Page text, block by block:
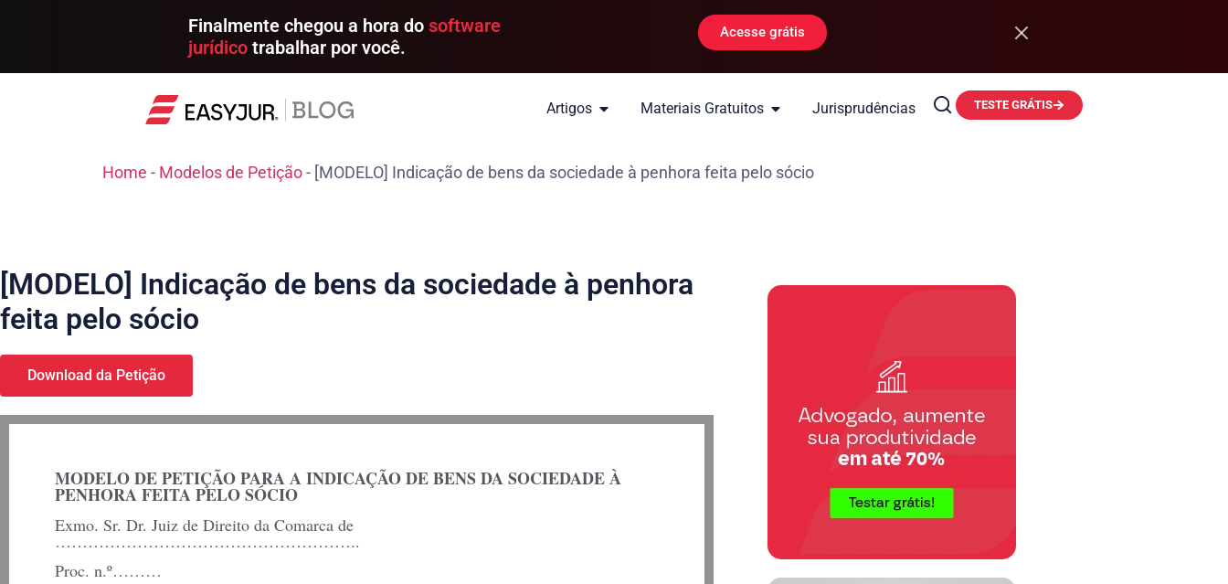
Finalmente chegou a hora dosoftware
jurídico trabalhar por você.
Acesse grátis
Artigos Materiais Gratuitos Jurisprudências TESTE GRÁTIS
Home - Modelos de Petição- [MODELO] Indicação de bens da sociedade à penhora feita pelo sócio
[MODELO] Indicação de bens da sociedade à penhora
feita pelo sócio
Download da Petição
MODELO DE PETIÇÃO PARA A INDICAÇÃO DE BENS DA SOCIEDADE À
PENHORA FEITA PELO SÓCIO
Exmo. Sr. Dr. Juiz de Direito da Comarca de
………………………………………………..
Proc. n.º………